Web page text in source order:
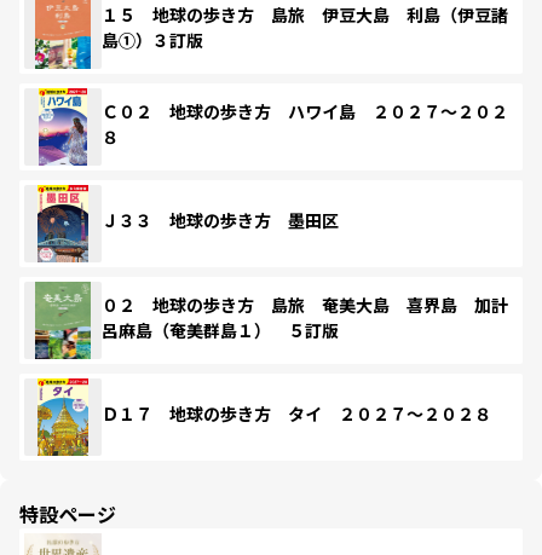
１５ 地球の歩き方 島旅 伊豆大島 利島（伊豆諸
島①）３訂版
Ｃ０２ 地球の歩き方 ハワイ島 ２０２７～２０２
８
Ｊ３３ 地球の歩き方 墨田区
０２ 地球の歩き方 島旅 奄美大島 喜界島 加計
呂麻島（奄美群島１） ５訂版
Ｄ１７ 地球の歩き方 タイ ２０２７～２０２８
特設ページ